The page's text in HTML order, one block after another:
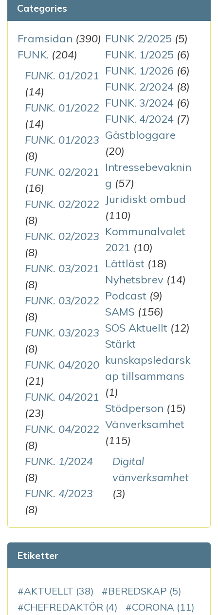
Categories
Framsidan (390) FUNK 2/2025 (5)
FUNK. (204)
FUNK. 01/2021
(14)
FUNK. 01/2022
(14)
FUNK. 01/2023
(8)
FUNK. 02/2021
(16)
FUNK. 02/2022
(8)
FUNK. 02/2023
(8)
FUNK. 03/2021
(8)
FUNK. 03/2022
(8)
FUNK. 03/2023
(8)
FUNK. 04/2020
(21)
FUNK. 04/2021
(23)
FUNK. 04/2022
(8)
FUNK. 1/2024
(8)
FUNK. 4/2023
(8)
FUNK. 1/2025 (6)
FUNK. 1/2026 (6)
FUNK. 2/2024 (8)
FUNK. 3/2024 (6)
FUNK. 4/2024 (7)
Gästbloggare
(20)
Intressebevaknin
g (57)
Juridiskt ombud
(110)
Kommunalvalet
2021 (10)
Lättläst (18)
Nyhetsbrev (14)
Podcast (9)
SAMS (156)
SOS Aktuellt (12)
Stärkt
kunskapsledarsk
ap tillsammans
(1)
Stödperson (15)
Vänverksamhet
(115)
Digital
vänverksamhet
(3)
Etiketter
AKTUELLT (38) BEREDSKAP (5)
CHEFREDAKTÖR (4) CORONA (11)